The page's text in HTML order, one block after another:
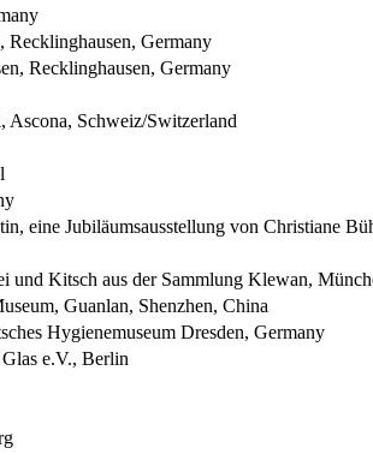
Recklinghausen, Germany
Recklinghausen, Germany
Schweiz/Switzerland
eine Jubiläumsausstellung von Christiane
Kitsch aus der Sammlung Klewan,
Guanlan, Shenzhen, China
Hygienemuseum Dresden, Germany
e.V., Berlin